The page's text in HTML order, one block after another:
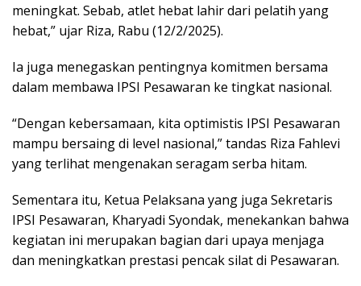
meningkat. Sebab, atlet hebat lahir dari pelatih yang
hebat,” ujar Riza, Rabu (12/2/2025).
Ia juga menegaskan pentingnya komitmen bersama
dalam membawa IPSI Pesawaran ke tingkat nasional.
“Dengan kebersamaan, kita optimistis IPSI Pesawaran
mampu bersaing di level nasional,” tandas Riza Fahlevi
yang terlihat mengenakan seragam serba hitam.
Sementara itu, Ketua Pelaksana yang juga Sekretaris
IPSI Pesawaran, Kharyadi Syondak, menekankan bahwa
kegiatan ini merupakan bagian dari upaya menjaga
dan meningkatkan prestasi pencak silat di Pesawaran.